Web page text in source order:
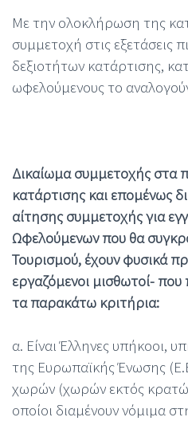
Με την ολοκλήρωση της
συμμετοχή στις εξετάσεις
δεξιοτήτων κατάρτισης,
ωφελούμενους το
Δικαίωμα συμμετοχής στα
κατάρτισης και επομένως
αίτησης συμμετοχής για
Ωφελούμενων που θα
Τουρισμού, έχουν φυσικά
εργαζόμενοι μισθωτοί- που
τα παρακάτω κριτήρια:
α. Είναι Έλληνες υπήκοοι,
της Ευρωπαϊκής Ένωσης
χωρών (χωρών εκτός
οποίοι διαμένουν νόμιμα